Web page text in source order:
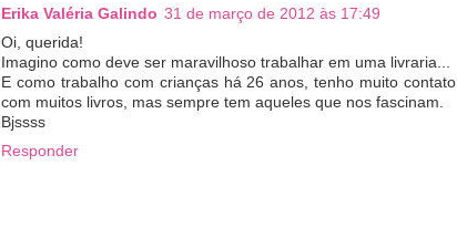
Erika Valéria Galindo 31 de março de 2012 às 17:49
Oi, querida!
Imagino como deve ser maravilhoso trabalhar em uma livraria...
E como trabalho com crianças há 26 anos, tenho muito contato
com muitos livros, mas sempre tem aqueles que nos fascinam.
Bjssss
Responder